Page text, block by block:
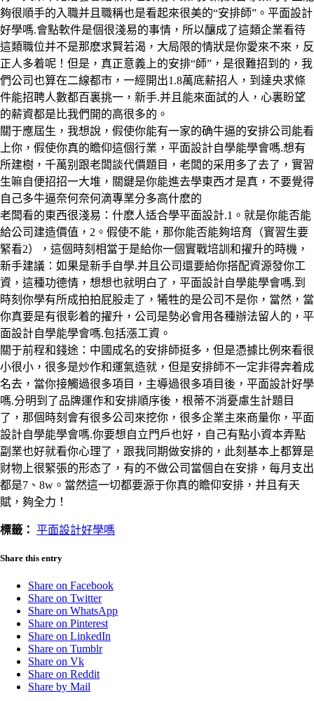
夠很順手的入職并且職稱也是看起來很美的“安排師”。平面設計
好學嗎.會點軟件是個很淺易的事情，所以釀成了這類企業看待
這類職位并不是那麽求賢若渴，大局限的情狀是你愛來不來，反
正人多着呢！但是，真正意義上的安排“師”，是很難招到的，我
們公司也算在二線都市，一經開出1.8萬底薪招人，到達央求條
件能招聘人數都百裏挑一，新手.并且能來面試的人，心裏盼望
的薪資都是比我們開的高很多的。
關于應屆生，我想說，假使你能有一家的确牛逼的安排公司能看
上你，假使你真的瞻仰這個行業，平面設計自學能學會嗎.想有
所建樹，千萬别跟老闆談代價題目，老闆的采用多了去了，實習
生嘛自便招招一大堆，關鍵是你能進去學東西才是真，不要覺得
自己多牛逼奈何奈何滴專業分多高什麽的
老闆看的東西很淺易：什麽人适合學平面設計.1。就是你能否能
給公司建造價值，2。假使不能，那你能否能夠培育（實習生要
緊看2），這個時刻相當于是給你一個實戰培訓和擢升的時機，
新手建議：如果是新手自學.并且公司還要給你搭配資源發你工
資，這種功德情，想想也就明白了，平面設計自學能學會嗎.到
時刻你學有所成拍拍屁股走了，犧牲的是公司不是你，當然，當
你真要是有很彰着的擢升，公司是勢必會用各種辦法留人的，平
面設計自學能學會嗎.包括漲工資。
關于前程和錢途：中國成名的安排師挺多，但是憑據比例來看很
小很小，很多是炒作和運氣造就，但是安排師不一定非得奔着成
名去，當你接觸過很多項目，主導過很多項目後，平面設計好學
嗎.分明到了品牌運作和安排順序後，根蒂不消憂慮生計題目
了，那個時刻會有很多公司來挖你，很多企業主來商量你，平面
設計自學能學會嗎.你要想自立門戶也好，自己有點小資本弄點
副業也好就看你心理了，跟我同期做安排的，此刻基本上都算是
财物上很緊張的形态了，有的不做公司當個自在安排，每月支出
都是7、8w。當然這一切都要源于你真的瞻仰安排，并且有天
賦，夠全力！
標籤： 平面設計好學嗎
Share this entry
Share on Facebook
Share on Twitter
Share on WhatsApp
Share on Pinterest
Share on LinkedIn
Share on Tumblr
Share on Vk
Share on Reddit
Share by Mail